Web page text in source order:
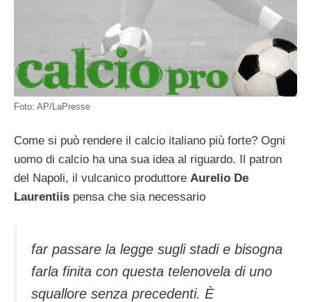
Foto: AP/LaPresse
Come si può rendere il calcio italiano più forte? Ogni
uomo di calcio ha una sua idea al riguardo. Il patron
del Napoli, il vulcanico produttore Aurelio De
Laurentiis pensa che sia necessario
far passare la legge sugli stadi e bisogna
farla finita con questa telenovela di uno
squallore senza precedenti. È